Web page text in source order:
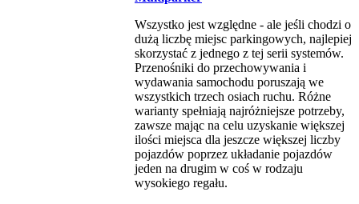
Wszystko jest względne - ale jeśli chodzi o
dużą liczbę miejsc parkingowych, najlepiej
skorzystać z jednego z tej serii systemów.
Przenośniki do przechowywania i
wydawania samochodu poruszają we
wszystkich trzech osiach ruchu. Różne
warianty spełniają najróżniejsze potrzeby,
zawsze mając na celu uzyskanie większej
ilości miejsca dla jeszcze większej liczby
pojazdów poprzez układanie pojazdów
jeden na drugim w coś w rodzaju
wysokiego regału.